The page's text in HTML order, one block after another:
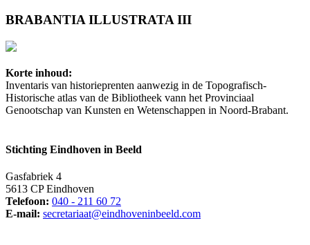
BRABANTIA ILLUSTRATA III
Korte inhoud:
Inventaris van historieprenten aanwezig in de Topografisch-
Historische atlas van de Bibliotheek vann het Provinciaal
Genootschap van Kunsten en Wetenschappen in Noord-Brabant.
Stichting Eindhoven in Beeld
Gasfabriek 4
5613 CP Eindhoven
Telefoon: 040 - 211 60 72
E-mail: secretariaat@eindhoveninbeeld.com